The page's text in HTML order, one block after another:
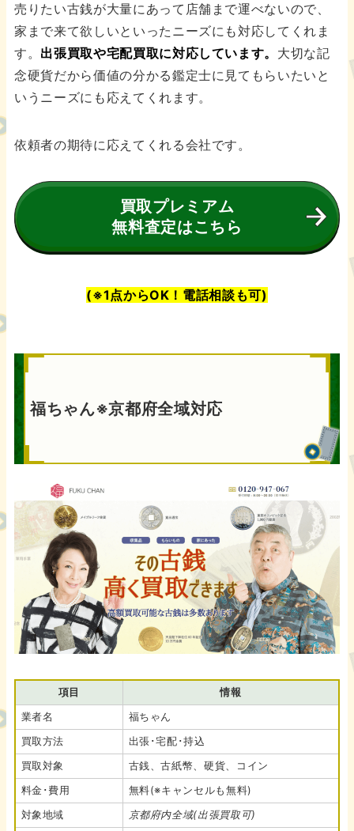
売りたい古銭が大量にあって店舗まで運べないので、
家まで来て欲しいといったニーズにも対応してくれま
す。 出張買取や宅配買取に対応しています。 大切な記
念硬貨だから価値の分かる鑑定士に見てもらいたいと
いうニーズにも応えてくれます。
依頼者の期待に応えてくれる会社です。
買取プレミアム
無料査定はこちら
(※1点からOK！電話相談も可)
福ちゃん※京都府全域対応
項目
情報
業者名
福ちゃん
買取方法
出張･宅配･持込
買取対象
古銭、古紙幣、硬貨、コイン
料金･費用
無料(※キャンセルも無料)
対象地域
京都府内全域(出張買取可)